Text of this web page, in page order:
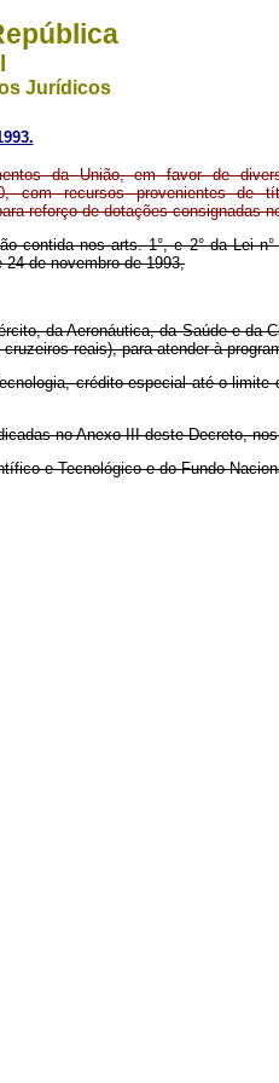
Jurídicos
da União, em favor de
com recursos provenientes
reforço de dotações consignadas
contida nos arts. 1°, e 2° da Lei
24 de novembro de 1993,
da Aeronáutica, da Saúde e da
reais), para atender à
crédito especial até o
no Anexo III deste Decreto,
e Tecnológico e do Fundo